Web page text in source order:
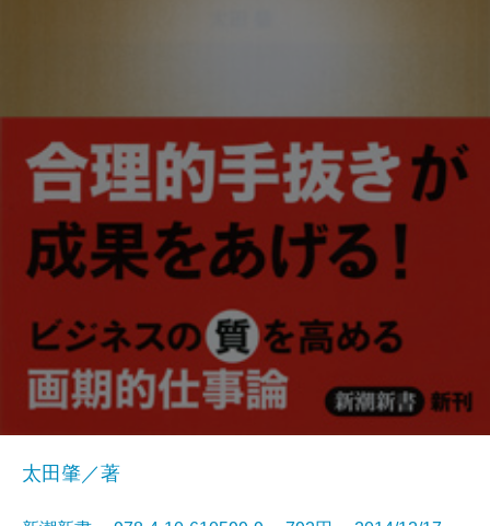
太田肇／著